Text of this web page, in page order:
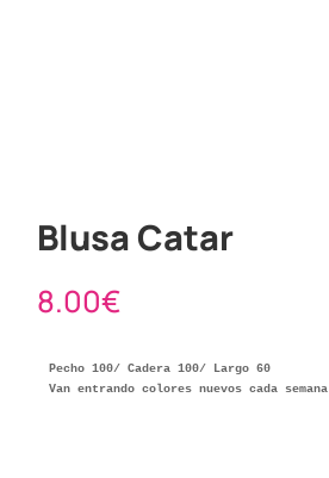
Blusa Catar
8.00€
Pecho 100/ Cadera 100/ Largo 60
Van entrando colores nuevos cada semana